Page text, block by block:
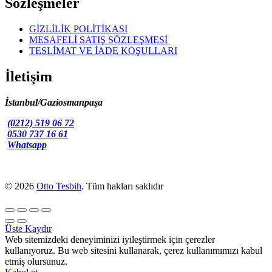
Sözleşmeler
GİZLİLİK POLİTİKASI
MESAFELİ SATIŞ SÖZLEŞMESİ
TESLİMAT VE İADE KOŞULLARI
İletişim
İstanbul/Gaziosmanpaşa
(0212) 519 06 72
0530 737 16 61
Whatsapp
© 2026 Otto Tesbih. Tüm hakları saklıdır
Üste Kaydır
Web sitemizdeki deneyiminizi iyileştirmek için çerezler
kullanıyoruz. Bu web sitesini kullanarak, çerez kullanımımızı kabul
etmiş olursunuz.